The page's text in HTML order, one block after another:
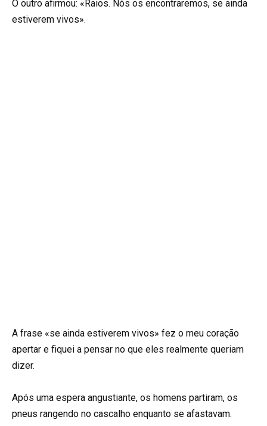
O outro afirmou: «Raios. Nós os encontraremos, se ainda
estiverem vivos».
A frase «se ainda estiverem vivos» fez o meu coração
apertar e fiquei a pensar no que eles realmente queriam
dizer.
Após uma espera angustiante, os homens partiram, os
pneus rangendo no cascalho enquanto se afastavam.